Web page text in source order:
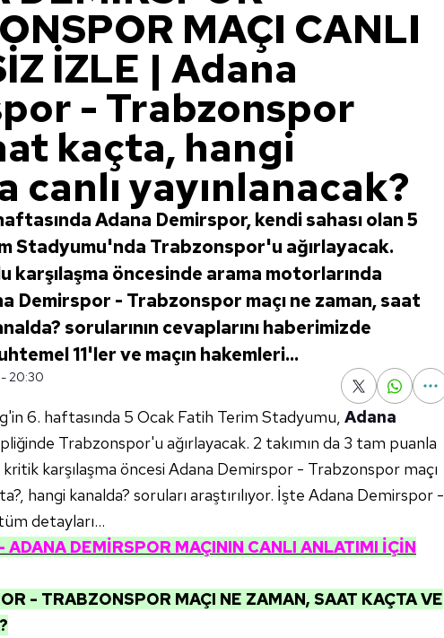
MAÇI CANLI
İZLE | Adana
- Trabzonspor
kaçta, hangi
canlı yayınlanacak?
Adana Demirspor, kendi sahası olan 5
Stadyumu'nda Trabzonspor'u ağırlayacak.
karşılaşma öncesinde arama motorlarında
Demirspor - Trabzonspor maçı ne zaman, saat
sorularının cevaplarını haberimizde
11'ler ve maçın hakemleri...
- 20:30
6. haftasında 5 Ocak Fatih Terim Stadyumu, Adana
Trabzonspor'u ağırlayacak. 2 takımın da 3 tam puanla
karşılaşma öncesi Adana Demirspor - Trabzonspor maçı
hangi kanalda? soruları araştırılıyor. İşte Adana Demirspor -
detayları...
DEMİRSPOR MAÇININ CANLI ANLATIMI İÇİN
- TRABZONSPOR MAÇI NE ZAMAN, SAAT KAÇTA VE